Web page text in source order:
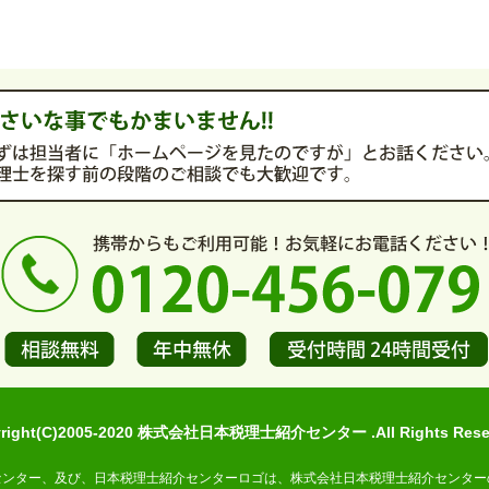
2020 株式会社日本税理士紹介センター .All Rights
ター、及び、日本税理士紹介センターロゴは、株式会社日本税理士紹介センタ